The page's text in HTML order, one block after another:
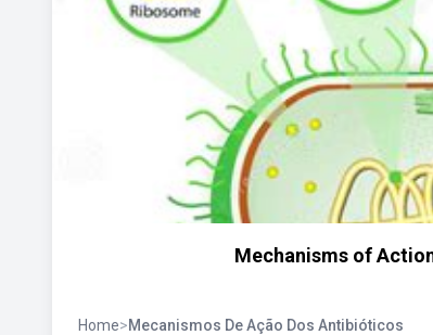
Mechanisms of
Home>Mecanismos De Ação Dos Antibióticos